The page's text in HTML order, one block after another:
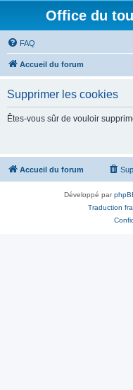
Office du
FAQ
Accueil du forum
Supprimer les cookies
Êtes-vous sûr de vouloir
Accueil du forum
Développé par
Traduction